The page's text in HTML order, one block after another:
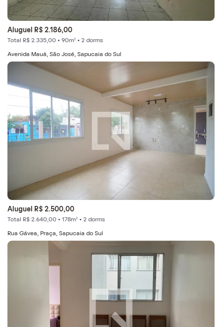
Aluguel R$ 2.186,00
Total R$ 2.335,00 • 90m² • 2 dorms
Avenida Mauá, São José, Sapucaia do Sul
Aluguel R$ 2.500,00
Total R$ 2.640,00 • 178m² • 2 dorms
Rua Gávea, Praça, Sapucaia do Sul